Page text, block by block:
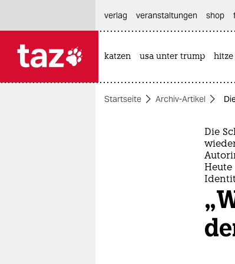
themen
verlag
veranstaltungen shop
katzen usa unter trump hitze
Startseite Archiv-Artikel
Die
Heute